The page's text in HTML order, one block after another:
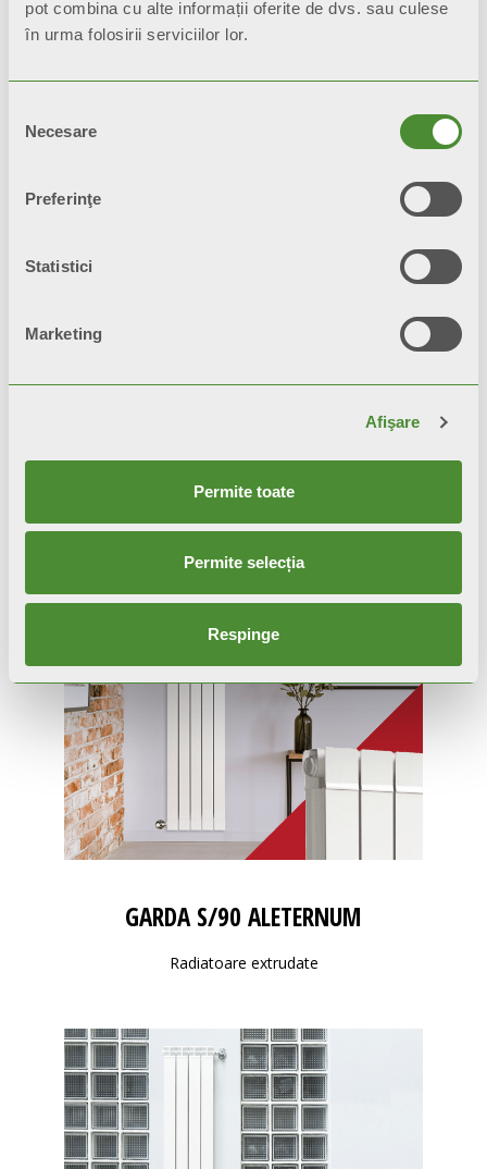
pot combina cu alte informații oferite de dvs. sau culese
în urma folosirii serviciilor lor.
consimțământului
Necesare
Preferinţe
Statistici
Marketing
Afişare
Permite toate
Permite selecția
Respinge
Produse similare
GARDA S/90 ALETERNUM
Radiatoare extrudate